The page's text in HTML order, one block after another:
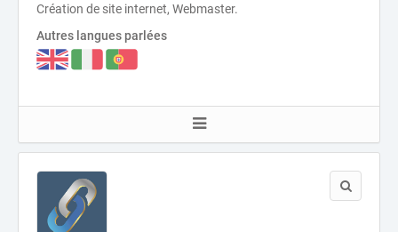
Création de site internet, Webmaster.
Autres langues parlées